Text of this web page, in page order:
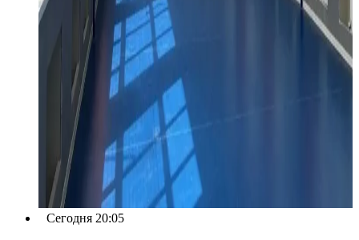
Сегодня 20:05